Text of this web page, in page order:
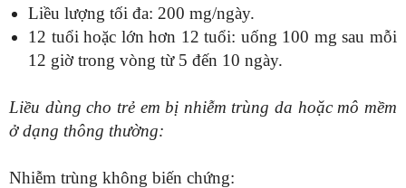
Liều lượng tối đa: 200 mg/ngày.
12 tuổi hoặc lớn hơn 12 tuổi: uống 100 mg sau mỗi
12 giờ trong vòng từ 5 đến 10 ngày.
Liều dùng cho trẻ em bị nhiễm trùng da hoặc mô mềm
ở dạng thông thường:
Nhiễm trùng không biến chứng: